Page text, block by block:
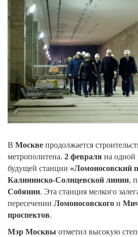
В Москве продолжается
метрополитена. 2 февраля на одной
будущей станции «Ломоносовский
Калининско-Солнцевской линии,
Собянин. Эта станция мелкого
пересечении Ломоносовского и
проспектов.
Мэр Москвы отметил высокую